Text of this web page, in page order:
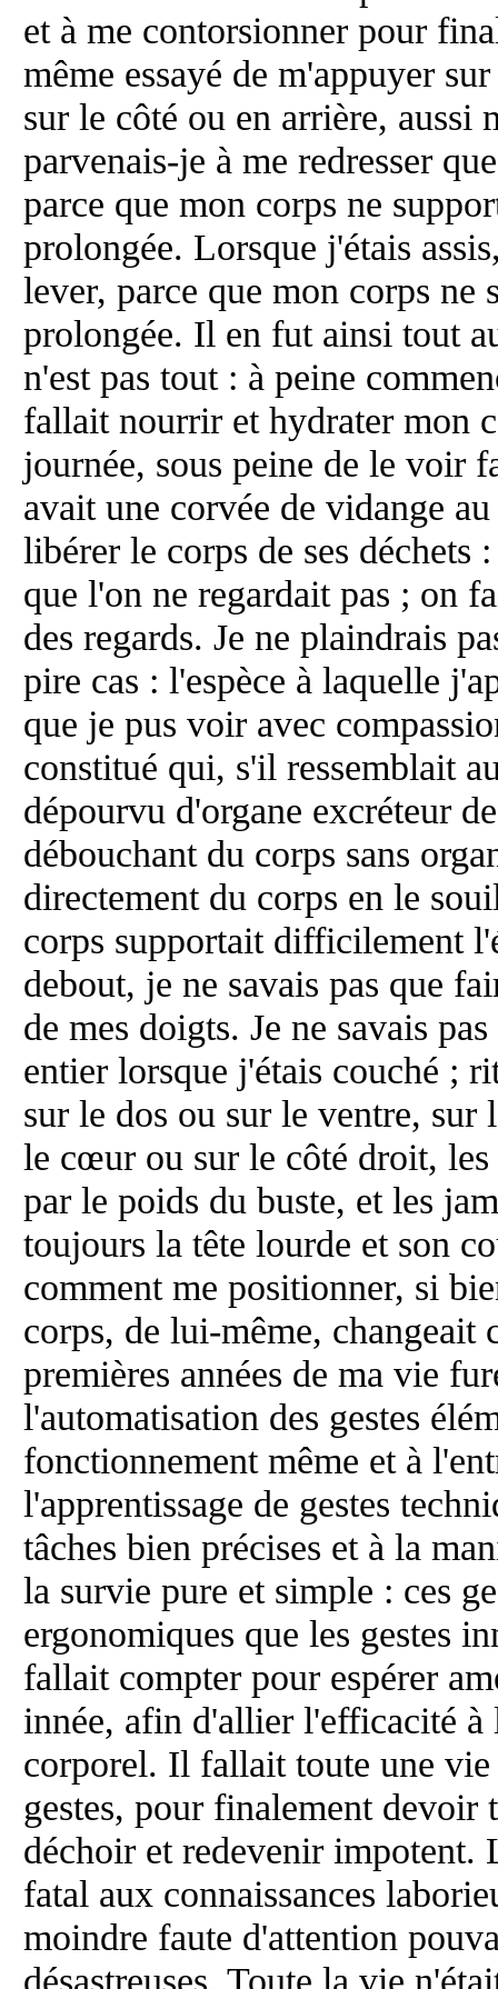
et à me contorsionner pour
même essayé de m'appuyer
sur le côté ou en arrière, aussi
parvenais-je à me redresser
parce que mon corps ne
prolongée. Lorsque j'étais
lever, parce que mon corps ne
prolongée. Il en fut ainsi tout
n'est pas tout : à peine
fallait nourrir et hydrater mon
journée, sous peine de le voir
avait une corvée de vidange
libérer le corps de ses
que l'on ne regardait pas ; on
des regards. Je ne plaindrais
pire cas : l'espèce à laquelle
que je pus voir avec
constitué qui, s'il ressemblait
dépourvu d'organe excréteur
débouchant du corps sans
directement du corps en le
corps supportait difficilement
debout, je ne savais pas que
de mes doigts. Je ne savais
entier lorsque j'étais couché ;
sur le dos ou sur le ventre, sur
le cœur ou sur le côté droit, les
par le poids du buste, et les
toujours la tête lourde et son
comment me positionner, si
corps, de lui-même,
premières années de ma vie
l'automatisation des gestes
fonctionnement même et à
l'apprentissage de gestes
tâches bien précises et à la
la survie pure et simple : ces
ergonomiques que les gestes
fallait compter pour espérer
innée, afin d'allier l'efficacité
corporel. Il fallait toute une vie
gestes, pour finalement
déchoir et redevenir impotent.
fatal aux connaissances
moindre faute d'attention
désastreuses. Toute la vie